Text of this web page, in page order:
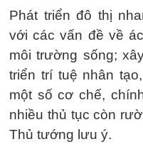
Phát triển đô thị
với các vấn đề về
môi trường sống;
triển trí tuệ nhân
một số cơ chế,
nhiều thủ tục còn
Thủ tướng lưu ý.